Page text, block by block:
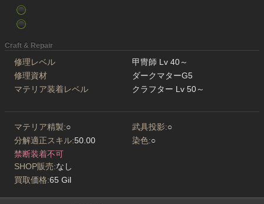
Craft & Repair
修理レベル
甲冑師 Lv 40～
修理資材
ダークマターG5
マテリア装着レベル
クラフター Lv 50～
マテリア精製:○ 武具投影:○
分解適正スキル:50.00 染色:○
禁断装着不可
SHOP販売:なし
買取価格:65 Gil